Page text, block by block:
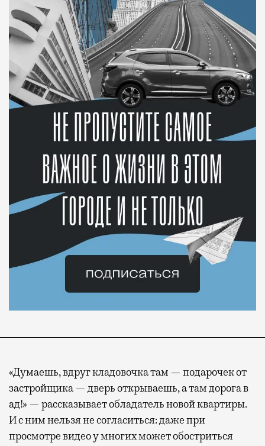
«Думаешь, вдруг кладовочка там — подарочек от
застройщика — дверь открываешь, а там дорога в
ад!» — рассказывает обладатель новой квартиры.
И с ним нельзя не согласиться: даже при
просмотре видео у многих может обостриться